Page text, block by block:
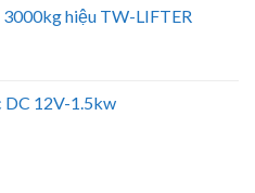
3000kg hiệu TW-LIFTER
DC 12V-1.5kw